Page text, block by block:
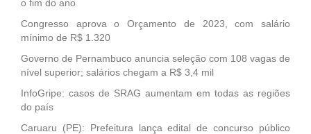
o fim do ano
Congresso aprova o Orçamento de 2023, com salário
mínimo de R$ 1.320
Governo de Pernambuco anuncia seleção com 108 vagas de
nível superior; salários chegam a R$ 3,4 mil
InfoGripe: casos de SRAG aumentam em todas as regiões
do país
Caruaru (PE): Prefeitura lança edital de concurso público